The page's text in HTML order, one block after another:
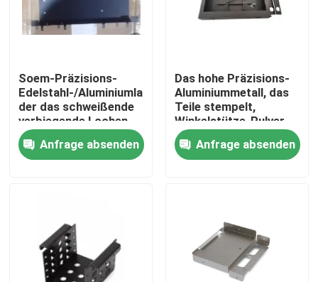
Haus
Soem-Präzisions-
Edelstahl-/Aluminiumlaser,
der das schweißende
verbiegende Lochen
gestempelt schneidet,
Teil stempelnd
Anfrage absenden
Das hohe Präzisions-
Aluminiummetall, das
Teile stempelt,
Winkelstütze-Pulver-
Beschichtung
Anfrage absenden